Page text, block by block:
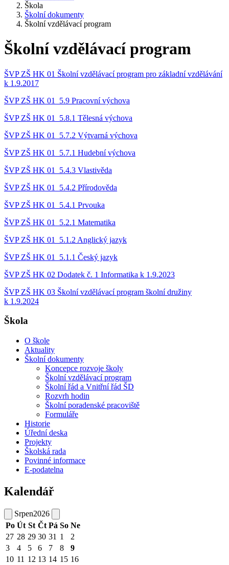
Škola
Školní dokumenty
Školní vzdělávací program
Školní vzdělávací program
ŠVP ZŠ HK 01 Školní vzdělávací program pro základní vzdělávání
k 1.9.2017
ŠVP ZŠ HK 01_5.9 Pracovní výchova
ŠVP ZŠ HK 01_5.8.1 Tělesná výchova
ŠVP ZŠ HK 01_5.7.2 Výtvarná výchova
ŠVP ZŠ HK 01_5.7.1 Hudební výchova
ŠVP ZŠ HK 01_5.4.3 Vlastivěda
ŠVP ZŠ HK 01_5.4.2 Přírodověda
ŠVP ZŠ HK 01_5.4.1 Prvouka
ŠVP ZŠ HK 01_5.2.1 Matematika
ŠVP ZŠ HK 01_5.1.2 Anglický jazyk
ŠVP ZŠ HK 01_5.1.1 Český jazyk
ŠVP ZŠ HK 02 Dodatek č. 1 Informatika k 1.9.2023
ŠVP ZŠ HK 03 Školní vzdělávací program školní družiny
k 1.9.2024
Škola
O škole
Aktuality
Školní dokumenty
Koncepce rozvoje školy
Školní vzdělávací program
Školní řád a Vnitřní řád ŠD
Rozvrh hodin
Školní poradenské pracoviště
Formuláře
Historie
Úřední deska
Projekty
Školská rada
Povinné informace
E-podatelna
Kalendář
Srpen2026
Po Út St Čt Pá So Ne
27 28 29 30 31 1
2
3
4 5 6 7 8
9
10 11 12 13 14 15 16